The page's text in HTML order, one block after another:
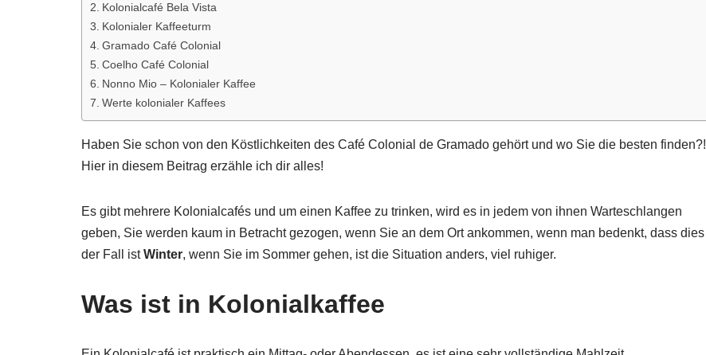
Kolonialcafé Bela Vista
Kolonialer Kaffeeturm
Gramado Café Colonial
Coelho Café Colonial
Nonno Mio – Kolonialer Kaffee
Werte kolonialer Kaffees
Haben Sie schon von den Köstlichkeiten des Café Colonial de Gramado gehört und wo Sie die besten finden?!
Hier in diesem Beitrag erzähle ich dir alles!
Es gibt mehrere Kolonialcafés und um einen Kaffee zu trinken, wird es in jedem von ihnen Warteschlangen
geben, Sie werden kaum in Betracht gezogen, wenn Sie an dem Ort ankommen, wenn man bedenkt, dass dies
der Fall istWinter, wenn Sie im Sommer gehen, ist die Situation anders, viel ruhiger.
Was ist in Kolonialkaffee